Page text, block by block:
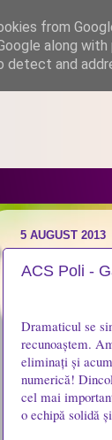
5 AUGUST 2013
ACS Poli -
Dramaticul se
recunoaștem.
eliminați și
numerică!
cel mai
o echipă solidă
from
along
and